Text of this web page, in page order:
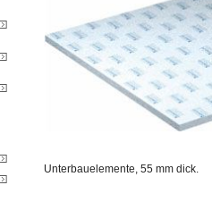
Unterbauelemente, 55 mm dick.